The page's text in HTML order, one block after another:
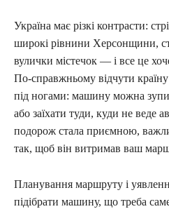
Україна має різкі контрасти:
широкі рівнини Херсонщини,
вулички містечок — і все це
По-справжньому відчути
під ногами: машину можна
або заїхати туди, куди не веде
подорож стала приємною,
так, щоб він витримав ваш
Планування маршруту і
підібрати машину, що треба